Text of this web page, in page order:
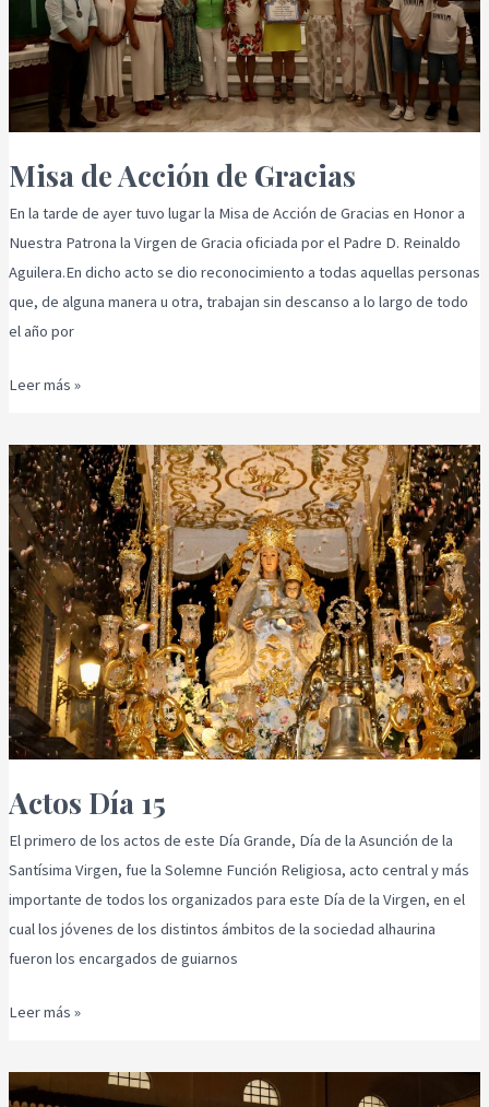
Misa de Acción de Gracias
En la tarde de ayer tuvo lugar la Misa de Acción de Gracias en Honor a
Nuestra Patrona la Virgen de Gracia oficiada por el Padre D. Reinaldo
Aguilera.En dicho acto se dio reconocimiento a todas aquellas personas
que, de alguna manera u otra, trabajan sin descanso a lo largo de todo
el año por
Leer más »
Actos Día 15
El primero de los actos de este Día Grande, Día de la Asunción de la
Santísima Virgen, fue la Solemne Función Religiosa, acto central y más
importante de todos los organizados para este Día de la Virgen, en el
cual los jóvenes de los distintos ámbitos de la sociedad alhaurina
fueron los encargados de guiarnos
Actos
Día
15
Leer más »
4º